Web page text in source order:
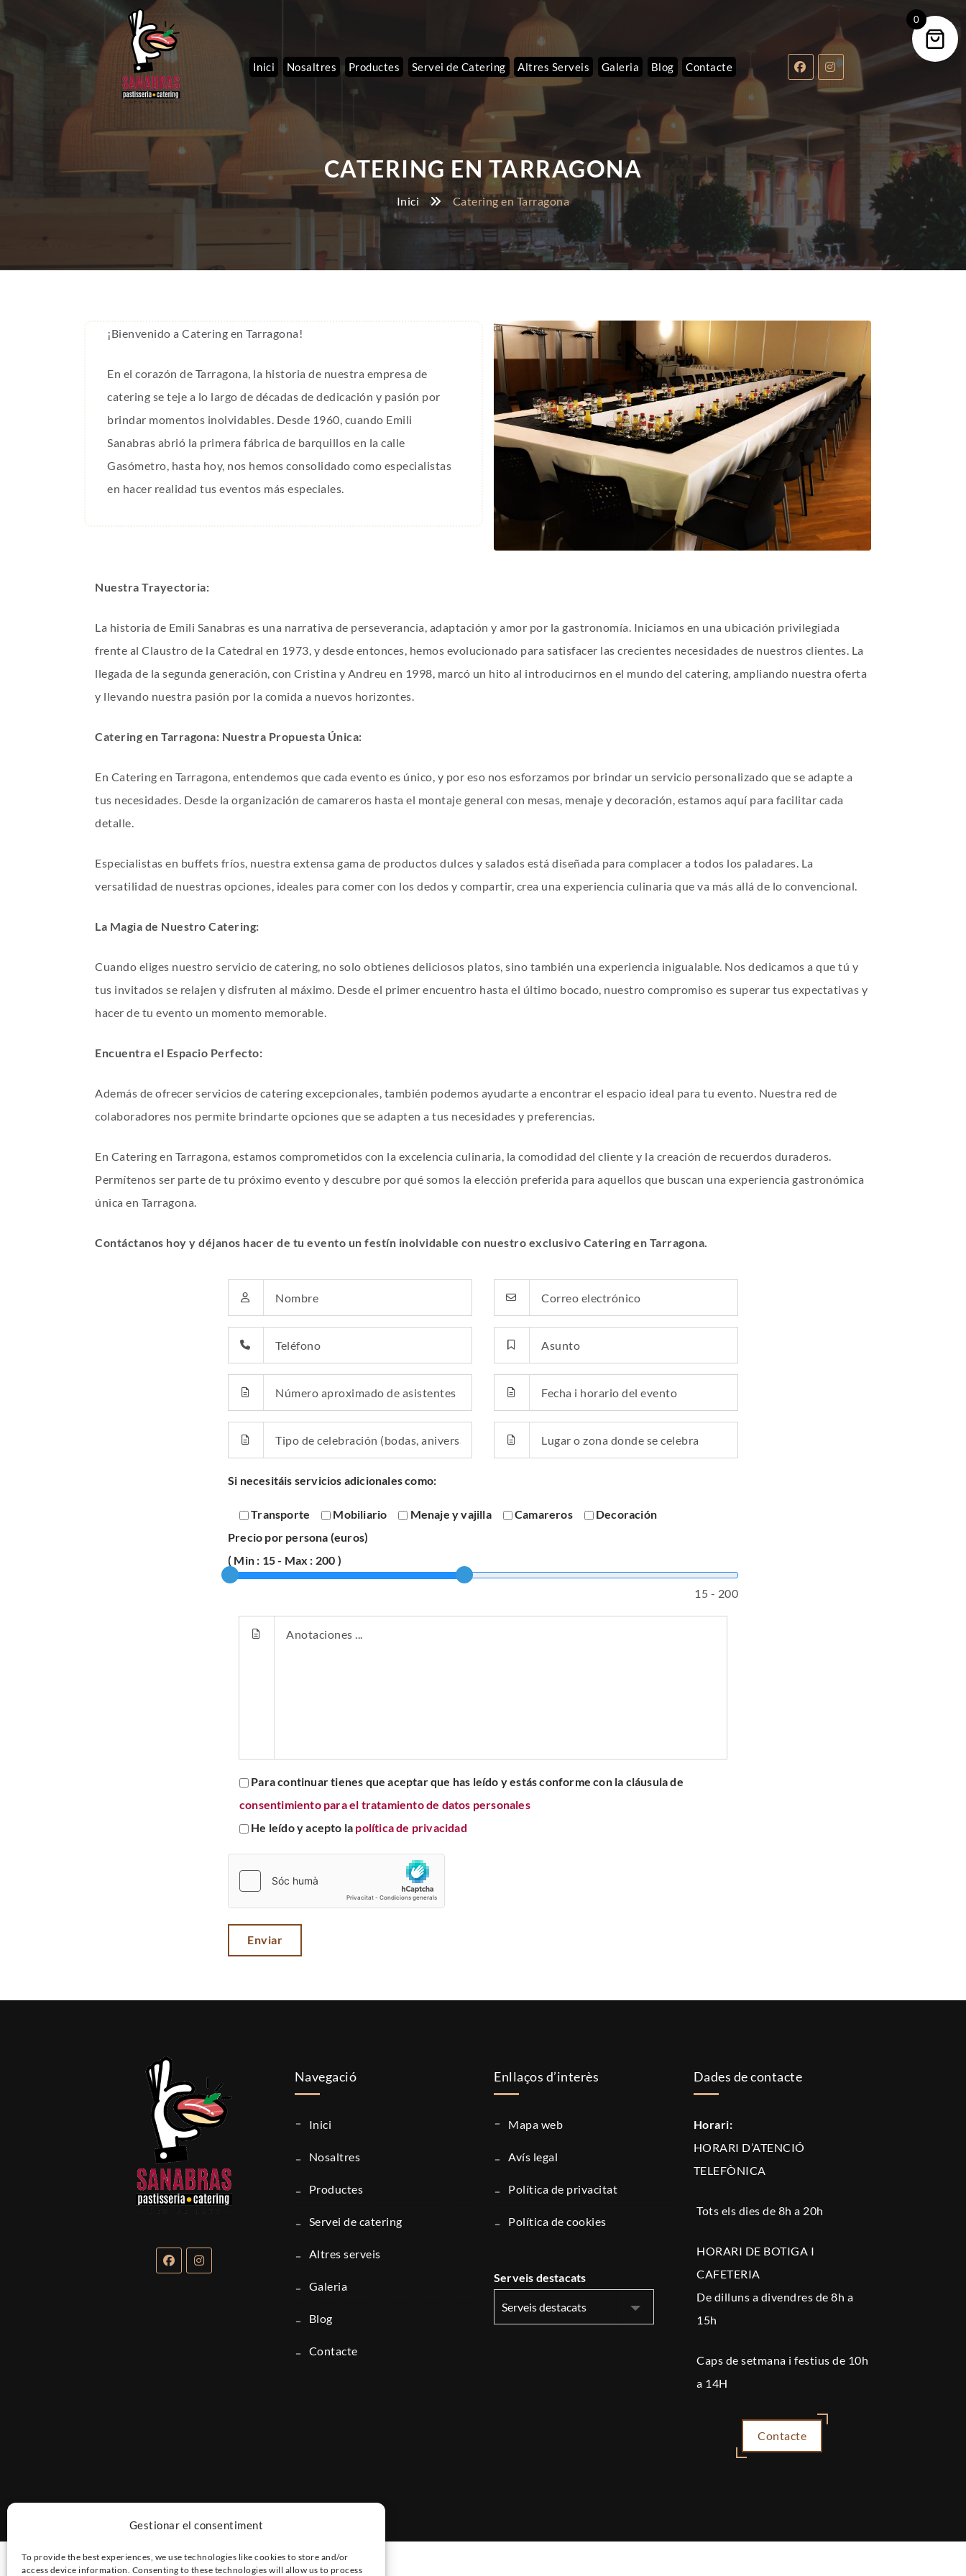
Gestionar el consentiment
To provide the best experiences, we use technologies like cookies to store and/or
access device information. Consenting to these technologies will allow us to process
Inici Nosaltres Productes Servei de Catering Altres Serveis Galeria Blog Contacte
CATERING EN TARRAGONA
Inici Catering en Tarragona
¡Bienvenido a Catering en Tarragona!
En el corazón de Tarragona, la historia de nuestra empresa de
catering se teje a lo largo de décadas de dedicación y pasión por
brindar momentos inolvidables. Desde 1960, cuando Emili
Sanabras abrió la primera fábrica de barquillos en la calle
Gasómetro, hasta hoy, nos hemos consolidado como especialistas
en hacer realidad tus eventos más especiales.
Nuestra Trayectoria:
La historia de Emili Sanabras es una narrativa de perseverancia, adaptación y amor por la gastronomía. Iniciamos en una ubicación privilegiada
frente al Claustro de la Catedral en 1973, y desde entonces, hemos evolucionado para satisfacer las crecientes necesidades de nuestros clientes. La
llegada de la segunda generación, con Cristina y Andreu en 1998, marcó un hito al introducirnos en el mundo del catering, ampliando nuestra oferta
y llevando nuestra pasión por la comida a nuevos horizontes.
Catering en Tarragona: Nuestra Propuesta Única:
En Catering en Tarragona, entendemos que cada evento es único, y por eso nos esforzamos por brindar un servicio personalizado que se adapte a
tus necesidades. Desde la organización de camareros hasta el montaje general con mesas, menaje y decoración, estamos aquí para facilitar cada
detalle.
Especialistas en buffets fríos, nuestra extensa gama de productos dulces y salados está diseñada para complacer a todos los paladares. La
versatilidad de nuestras opciones, ideales para comer con los dedos y compartir, crea una experiencia culinaria que va más allá de lo convencional.
La Magia de Nuestro Catering:
Cuando eliges nuestro servicio de catering, no solo obtienes deliciosos platos, sino también una experiencia inigualable. Nos dedicamos a que tú y
tus invitados se relajen y disfruten al máximo. Desde el primer encuentro hasta el último bocado, nuestro compromiso es superar tus expectativas y
hacer de tu evento un momento memorable.
Encuentra el Espacio Perfecto:
Además de ofrecer servicios de catering excepcionales, también podemos ayudarte a encontrar el espacio ideal para tu evento. Nuestra red de
colaboradores nos permite brindarte opciones que se adapten a tus necesidades y preferencias.
En Catering en Tarragona, estamos comprometidos con la excelencia culinaria, la comodidad del cliente y la creación de recuerdos duraderos.
Permítenos ser parte de tu próximo evento y descubre por qué somos la elección preferida para aquellos que buscan una experiencia gastronómica
única en Tarragona.
Contáctanos hoy y déjanos hacer de tu evento un festín inolvidable con nuestro exclusivo Catering en Tarragona.
Si necesitáis servicios adicionales como:
Transporte Mobiliario Menaje y vajilla Camareros
Decoración
Precio por persona (euros)
( Min : 15- Max : 200 )
15 - 200
Para continuar tienes que aceptar que has leído y estás conforme con la cláusula de
consentimiento para el tratamiento de datos personales
He leído y acepto la política de privacidad
Navegació
inici
nosaltres
productes
servei de catering
altres serveis
galeria
blog
contacte
Enllaços d’interès
mapa web
avís legal
política de privacitat
política de cookies
Serveis destacats
Dades de contacte
Horari:
HORARI D’ATENCIÓ
TELEFÒNICA
Tots els dies de 8h a 20h
HORARI DE BOTIGA I
CAFETERIA
De dilluns a divendres de 8h a
15h
Caps de setmana i festius de 10h
a 14H
Contacte
0